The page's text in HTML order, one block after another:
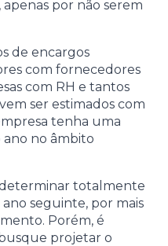
por não serem
de encargos
com fornecedores
com RH e tantos
ser estimados com
tenha uma
ano no âmbito
totalmente
seguinte, por mais
Porém, é
projetar o